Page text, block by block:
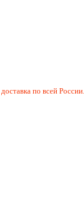
доставка по всей России.